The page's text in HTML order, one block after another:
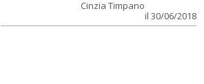
Cinzia Timpano
il 30/06/2018